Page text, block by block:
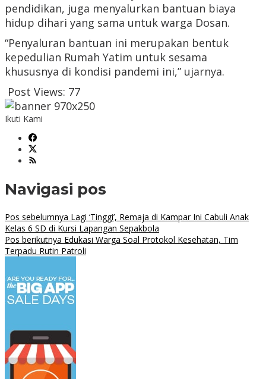
pendidikan, juga menyalurkan bantuan biaya
hidup dihari yang sama untuk warga Dosan.
“Penyaluran bantuan ini merupakan bentuk
kepedulian Rumah Yatim untuk sesama
khususnya di kondisi pandemi ini,” ujarnya.
Post Views: 77
Ikuti Kami
Navigasi pos
Pos sebelumnya Lagi ‘Tinggi’, Remaja di Kampar Ini Cabuli Anak
Kelas 6 SD di Kursi Lapangan Sepakbola
Pos berikutnya Edukasi Warga Soal Protokol Kesehatan, Tim
Terpadu Rutin Patroli